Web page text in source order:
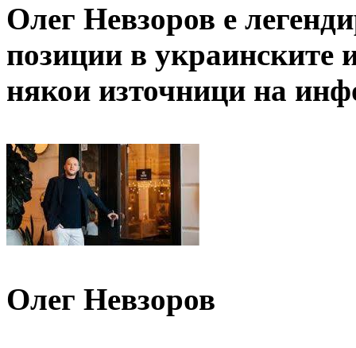
Олег Невзоров е
позиции в украинските
някои източници на
Олег Невзоров